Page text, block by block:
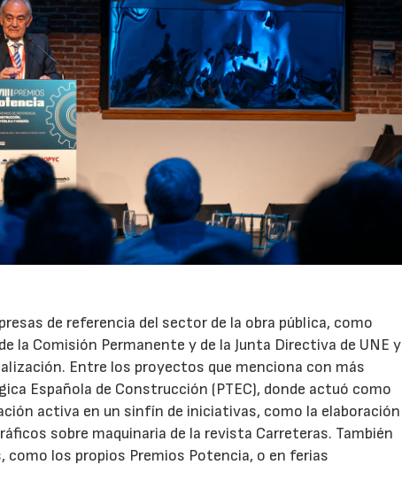
de referencia del sector de la obra pública, como
la Comisión Permanente y de la Junta Directiva de UNE y
Entre los proyectos que menciona con más
Española de Construcción (PTEC), donde actuó como
activa en un sinfín de iniciativas, como la elaboración
sobre maquinaria de la revista Carreteras. También
los propios Premios Potencia, o en ferias